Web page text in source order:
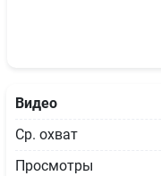
Видео
Ср. охват
Просмотры